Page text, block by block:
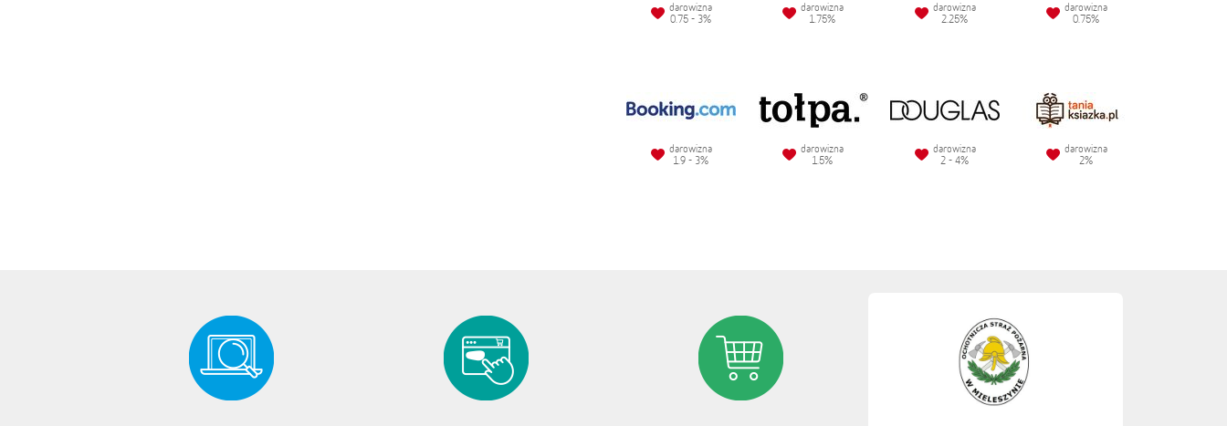
darowizna
0.75 - 3%
darowizna
1.75%
darowizna
2.25%
darowizna
0.75%
darowizna
1.9 - 3%
darowizna
1.5%
darowizna
2 - 4%
darowizna
2%